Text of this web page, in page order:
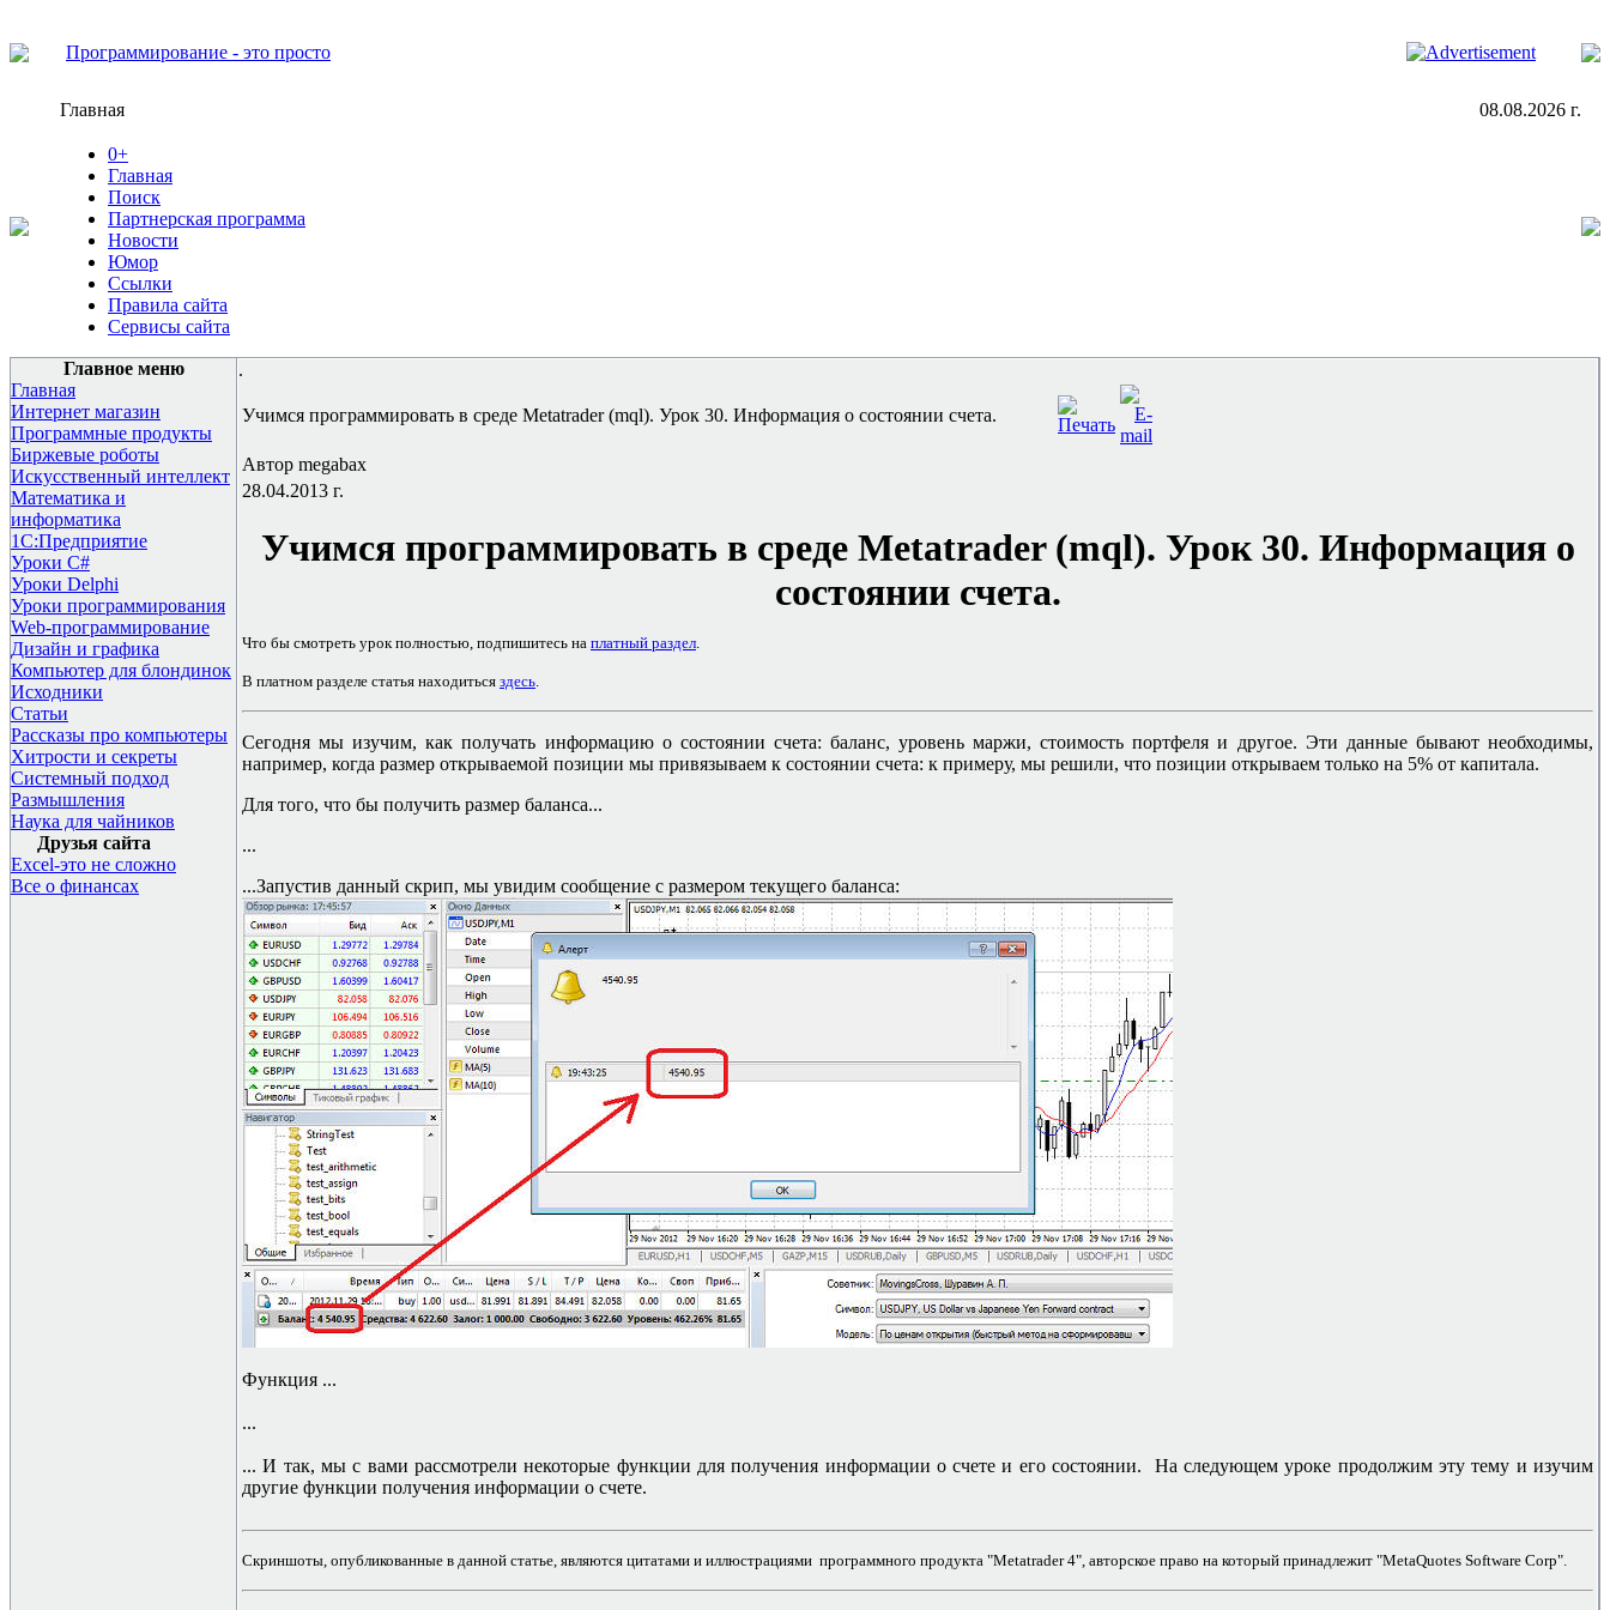
Программирование - это просто
Главная 08.08.2026 г.
0+
Главная
Поиск
Партнерская программа
Новости
Юмор
Ссылки
Правила сайта
Сервисы сайта
Главное меню
Главная
Интернет магазин
Программные продукты
Биржевые роботы
Искусственный интеллект
Математика и
информатика
1С:Предприятие
Уроки C#
Уроки Delphi
Уроки программирования
Web-программирование
Дизайн и графика
Компьютер для блондинок
Исходники
Статьи
Рассказы про компьютеры
Хитрости и секреты
Системный подход
Размышления
Наука для чайников
Друзья сайта
Excel-это не сложно
Все о финансах
.
Учимся программировать в среде Metatrader (mql). Урок 30. Информация о состоянии счета.
Автор megabax
28.04.2013 г.
Учимся программировать в среде Metatrader(mql). Урок 30. Информация о
состоянии счета.
Что бы смотреть урок полностью, подпишитесь на платный раздел.
В платном разделе статья находиться здесь.
Сегодня мы изучим, как получать информацию о состоянии счета: баланс, уровень маржи, стоимость портфеля и другое. Эти данные бывают необходимы,
например, когда размер открываемой позиции мы привязываем к состоянии счета: к примеру, мы решили, что позиции открываем только на 5% от капитала.
Для того, что бы получить размер баланса...
...
...Запустив данный скрип, мы увидим сообщение с размером текущего баланса:
Функция ...
...
... И так, мы с вами рассмотрели некоторые функции для получения информации о счете и его состоянии. На следующем уроке продолжим эту тему и изучим
другие функции получения информации о счете.
Скриншоты, опубликованные в данной статье, являются цитатами и иллюстрациями программного продукта "Metatrader 4", авторское право на который принадлежит "MetaQuotes Software Corp".